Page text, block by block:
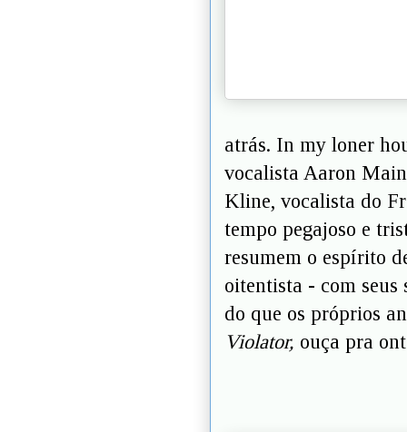
atrás. In my loner
vocalista Aaron
Kline, vocalista do
tempo pegajoso e
resumem o espírito
oitentista - com seus
do que os próprios
Violator, ouça pra